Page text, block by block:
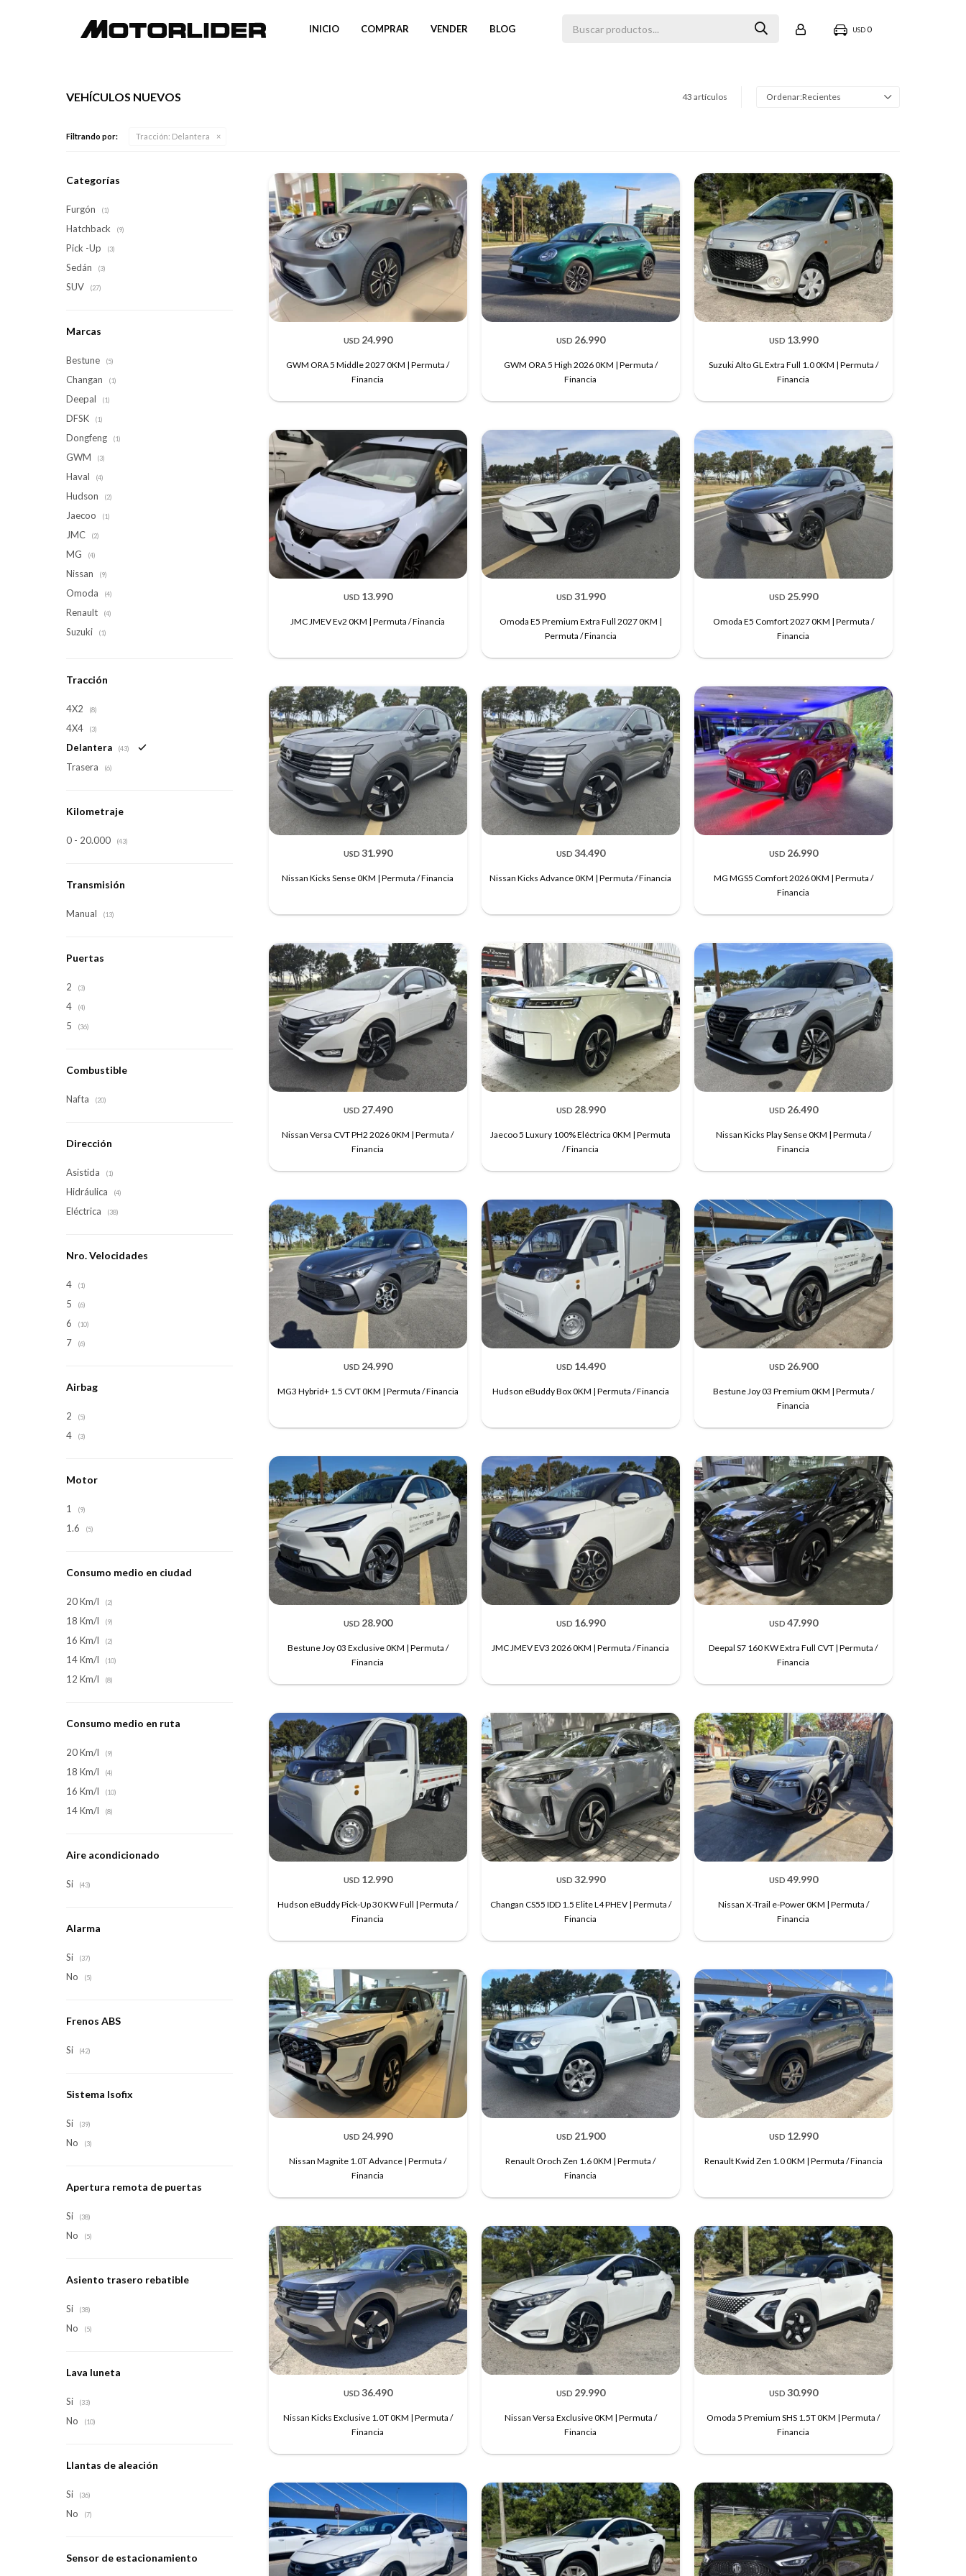
INICIO COMPRAR VENDER BLOG USD 0
VEHÍCULOS NUEVOS 43 artículos Recientes
Filtrando por: Tracción: Delantera
USD 24.990
GWM ORA 5 Middle 2027 0KM | Permuta /
Financia
USD 26.990
GWM ORA 5 High 2026 0KM | Permuta /
Financia
USD 13.990
Suzuki Alto GL Extra Full 1.0 0KM | Permuta /
Financia
USD 13.990
JMC JMEV Ev2 0KM | Permuta / Financia
USD 31.990
Omoda E5 Premium Extra Full 2027 0KM |
Permuta / Financia
USD 25.990
Omoda E5 Comfort 2027 0KM | Permuta /
Financia
USD 31.990
Nissan Kicks Sense 0KM | Permuta / Financia
USD 34.490
Nissan Kicks Advance 0KM | Permuta / Financia
USD 26.990
MG MGS5 Comfort 2026 0KM | Permuta /
Financia
USD 27.490
Nissan Versa CVT PH2 2026 0KM | Permuta /
Financia
USD 28.990
Jaecoo 5 Luxury 100% Eléctrica 0KM | Permuta
/ Financia
USD 26.490
Nissan Kicks Play Sense 0KM | Permuta /
Financia
USD 24.990
MG3 Hybrid+ 1.5 CVT 0KM | Permuta / Financia
USD 14.490
Hudson eBuddy Box 0KM | Permuta / Financia
USD 26.900
Bestune Joy 03 Premium 0KM | Permuta /
Financia
USD 28.900
Bestune Joy 03 Exclusive 0KM | Permuta /
Financia
USD 16.990
JMC JMEV EV3 2026 0KM | Permuta / Financia
USD 47.990
Deepal S7 160 KW Extra Full CVT | Permuta /
Financia
USD 12.990
Hudson eBuddy Pick-Up 30 KW Full | Permuta /
Financia
USD 32.990
Changan CS55 IDD 1.5 Elite L4 PHEV | Permuta /
Financia
USD 49.990
Nissan X-Trail e-Power 0KM | Permuta /
Financia
USD 24.990
Nissan Magnite 1.0T Advance | Permuta /
Financia
USD 21.900
Renault Oroch Zen 1.6 0KM | Permuta /
Financia
USD 12.990
Renault Kwid Zen 1.0 0KM | Permuta / Financia
USD 36.490
Nissan Kicks Exclusive 1.0T 0KM | Permuta /
Financia
USD 29.990
Nissan Versa Exclusive 0KM | Permuta /
Financia
USD 30.990
Omoda 5 Premium SHS 1.5T 0KM | Permuta /
Financia
Categorías
Furgón (1)
Hatchback (9)
Pick -Up (3)
Sedán (3)
SUV (27)
Marcas
Bestune (5)
Changan (1)
Deepal (1)
DFSK (1)
Dongfeng (1)
GWM (3)
Haval (4)
Hudson (2)
Jaecoo (1)
JMC (2)
MG (4)
Nissan (9)
Omoda (4)
Renault (4)
Suzuki (1)
Tracción
4X2 (8)
4X4 (3)
Delantera (43)
Trasera (6)
Kilometraje
0 - 20.000 (43)
Transmisión
Manual (13)
Puertas
2 (3)
4 (4)
5 (36)
Combustible
Nafta (20)
Dirección
Asistida (1)
Hidráulica (4)
Eléctrica (38)
Nro. Velocidades
4 (1)
5 (6)
6 (10)
7 (6)
Airbag
2 (5)
4 (3)
Motor
1 (9)
1.6 (5)
Consumo medio en ciudad
20 Km/l (2)
18 Km/l (9)
16 Km/l (2)
14 Km/l (10)
12 Km/l (8)
Consumo medio en ruta
20 Km/l (9)
18 Km/l (4)
16 Km/l (10)
14 Km/l (8)
Aire acondicionado
Si (43)
Alarma
Si (37)
No (5)
Frenos ABS
Si (42)
Sistema Isofix
Si (39)
No (3)
Apertura remota de puertas
Si (38)
No (5)
Asiento trasero rebatible
Si (38)
No (5)
Lava luneta
Si (33)
No (10)
Llantas de aleación
Si (36)
No (7)
Sensor de estacionamiento